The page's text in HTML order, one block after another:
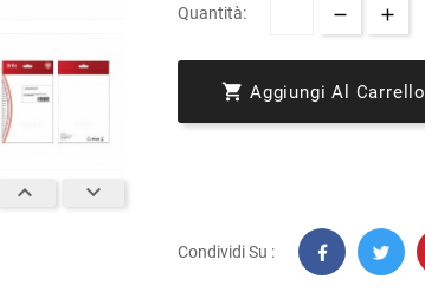
 
Quantità:
 Aggiungi Al Carrello
Condividi Su :